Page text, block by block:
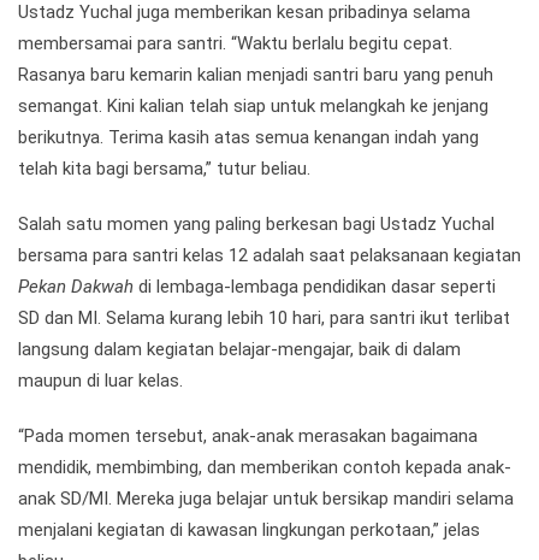
Ustadz Yuchal juga memberikan kesan pribadinya selama
membersamai para santri. “Waktu berlalu begitu cepat.
Rasanya baru kemarin kalian menjadi santri baru yang penuh
semangat. Kini kalian telah siap untuk melangkah ke jenjang
berikutnya. Terima kasih atas semua kenangan indah yang
telah kita bagi bersama,” tutur beliau.
Salah satu momen yang paling berkesan bagi Ustadz Yuchal
bersama para santri kelas 12 adalah saat pelaksanaan kegiatan
Pekan Dakwah di lembaga-lembaga pendidikan dasar seperti
SD dan MI. Selama kurang lebih 10 hari, para santri ikut terlibat
langsung dalam kegiatan belajar-mengajar, baik di dalam
maupun di luar kelas.
“Pada momen tersebut, anak-anak merasakan bagaimana
mendidik, membimbing, dan memberikan contoh kepada anak-
anak SD/MI. Mereka juga belajar untuk bersikap mandiri selama
menjalani kegiatan di kawasan lingkungan perkotaan,” jelas